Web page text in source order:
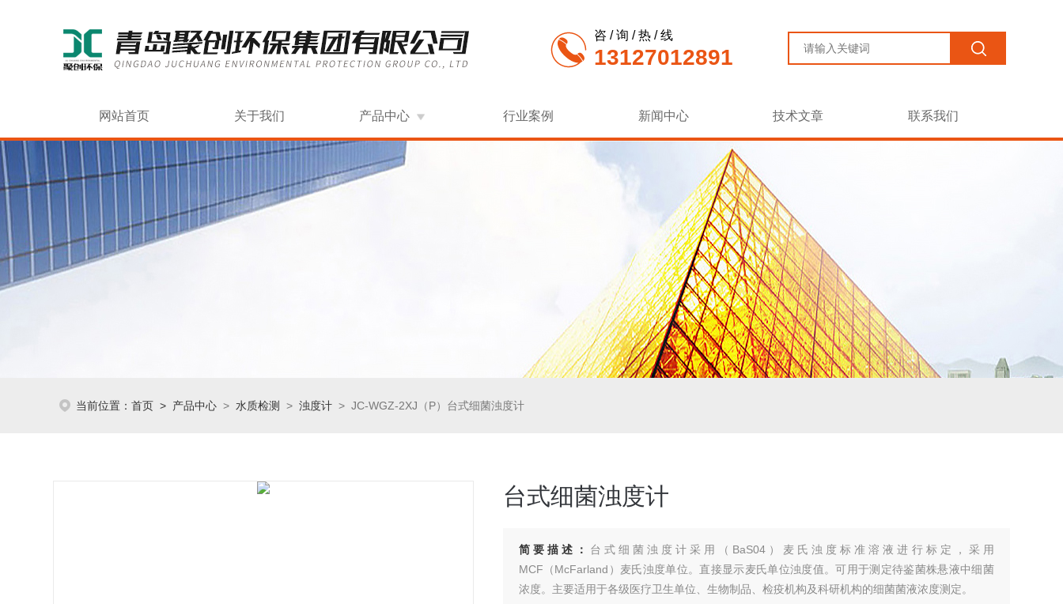
咨 / 询 / 热 / 线
13127012891
网站首页 关于我们 产品中心 行业案例 新闻中心 技术文章 联系我们
当前位置： 首页 > 产品中心 > 水质检测 > 浊度计 > JC-WGZ-2XJ（P）台式细菌浊度计
台式细菌浊度计
简要描述： 台式细菌浊度计采用（BaS04）麦氏浊度标准溶液进行标定，采用
MCF（McFarland）麦氏浊度单位。直接显示麦氏单位浊度值。可用于测定待鉴菌株悬液中细菌
浓度。主要适用于各级医疗卫生单位、生物制品、检疫机构及科研机构的细菌菌液浓度测定。